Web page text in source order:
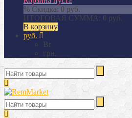
% Скидка: 0 руб.
ИТОГОВАЯ СУММА: 0 руб.
В корзину
руб.
Br
грн.